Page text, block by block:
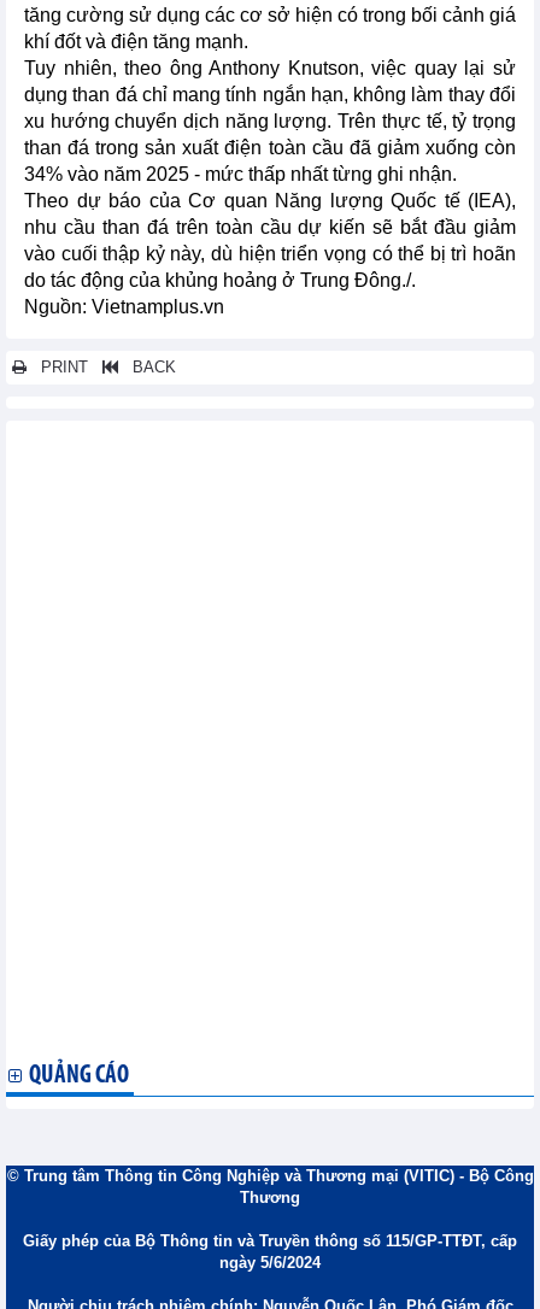
tăng cường sử dụng các cơ sở hiện có trong bối cảnh giá
khí đốt và điện tăng mạnh.
Tuy nhiên, theo ông Anthony Knutson, việc quay lại sử
dụng than đá chỉ mang tính ngắn hạn, không làm thay đổi
xu hướng chuyển dịch năng lượng. Trên thực tế, tỷ trọng
than đá trong sản xuất điện toàn cầu đã giảm xuống còn
34% vào năm 2025 - mức thấp nhất từng ghi nhận.
Theo dự báo của Cơ quan Năng lượng Quốc tế (IEA),
nhu cầu than đá trên toàn cầu dự kiến sẽ bắt đầu giảm
vào cuối thập kỷ này, dù hiện triển vọng có thể bị trì hoãn
do tác động của khủng hoảng ở Trung Đông./.
Nguồn: Vietnamplus.vn
PRINT BACK
QUẢNG CÁO
© Trung tâm Thông tin Công Nghiệp và Thương mại (VITIC) - Bộ Công
Thương
Giấy phép của Bộ Thông tin và Truyền thông số 115/GP-TTĐT, cấp
ngày 5/6/2024